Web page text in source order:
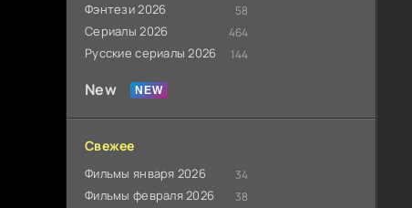
Фэнтези 2026 58
Сериалы 2026 464
Русские сериалы 2026 144
New
Свежее
Фильмы января 2026 34
Фильмы февраля 2026 38